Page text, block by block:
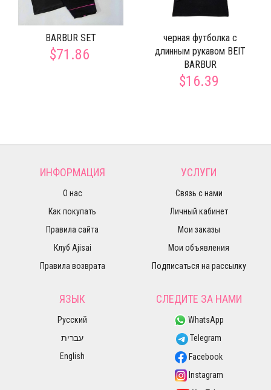
BARBUR SET
$71.86
черная футболка с
длинным рукавом BEIT
BARBUR
$16.39
ИНФОРМАЦИЯ
О нас
Как покупать
Правила сайта
Клуб Ajisai
Правила возврата
УСЛУГИ
Связь с нами
Личный кабинет
Мои заказы
Мои объявления
Подписаться на рассылку
ЯЗЫК
Русский
עברית
English
СЛЕДИТЕ ЗА НАМИ
WhatsApp
Telegram
Facebook
Instagram